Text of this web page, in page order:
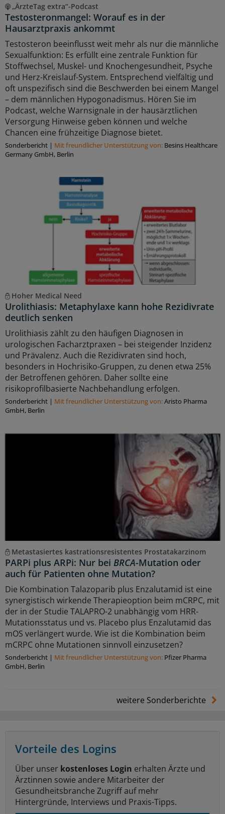
„ÄrzteTag extra“-Podcast
Testosteronmangel: Worauf es in der
Hausarztpraxis ankommt
Testosteron beeinflusst weit mehr als nur die männliche
Sexualfunktion: Es erfüllt eine zentrale Funktion für
Stoffwechsel, Muskel- und Knochengesundheit, Psyche
und Herz-Kreislauf-System. Entsprechend vielfältig und
oft unspezifisch sind die Beschwerden bei einem Mangel
– dem männlichen Hypogonadismus. Hören Sie im
Podcast, welche Warnsignale in der hausärztlichen
Versorgung Hinweise geben können und welche
Chancen eine frühzeitige Diagnose bietet.
Sonderbericht | Mit freundlicher Unterstützung von: Besins Healthcare
Germany GmbH, Berlin
Hoher Medical Need
Urolithiasis: Metaphylaxe kann hohe Rezidivrate
deutlich senken
Urolithiasis zählt zu den häufigen Diagnosen in
urologischen Facharztpraxen – bei steigender Inzidenz
und Prävalenz. Auch die Rezidivraten sind hoch,
besonders in Hochrisiko-Gruppen, zu denen etwa 25%
der Betroffenen gehören. Daher sollte eine
risikoprofilbasierte Nachbehandlung erfolgen.
Sonderbericht | Mit freundlicher Unterstützung von:Aristo Pharma
GmbH, Berlin
Metastasiertes kastrationsresistentes Prostatakarzinom
PARPi plus ARPi: Nur bei BRCA-Mutation oder
auch für Patienten ohne Mutation?
Die Kombination Talazoparib plus Enzalutamid ist eine
synergistisch wirkende Therapieoption beim mCRPC, mit
der in der Studie TALAPRO-2 unabhängig vom HRR-
Mutationsstatus und vs. Placebo plus Enzalutamid das
mOS verlängert wurde. Wie ist die Kombination beim
mCRPC ohne Mutationen sinnvoll einzusetzen?
Sonderbericht | Mit freundlicher Unterstützung von: Pfizer Pharma
GmbH, Berlin
weitere Sonderberichte
Vorteile des Logins
Über unser kostenloses Login erhalten Ärzte und
Ärztinnen sowie andere Mitarbeiter der
Gesundheitsbranche Zugriff auf mehr
Hintergründe, Interviews und Praxis-Tipps.